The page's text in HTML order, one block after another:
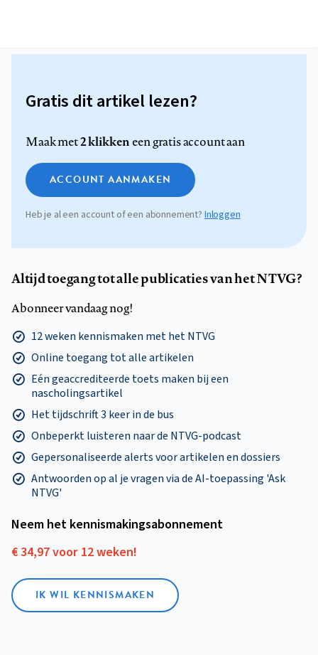
Gratis dit artikel lezen?
Maak met2 klikkeneen gratis account aan
ACCOUNT AANMAKEN
Heb je al een account of een abonnement? Inloggen
Altijd toegang tot alle publicaties van het NTVG?
Abonneer vandaag nog!
12 weken kennismaken met het NTVG
Online toegang tot alle artikelen
Eén geaccrediteerde toets maken bij een
nascholingsartikel
Het tijdschrift 3 keer in de bus
Onbeperkt luisteren naar de NTVG-podcast
Gepersonaliseerde alerts voor artikelen en dossiers
Antwoorden op al je vragen via de AI-toepassing 'Ask
NTVG'
Neem het kennismakings­abonnement
€ 34,97 voor 12 weken!
IK WIL KENNISMAKEN